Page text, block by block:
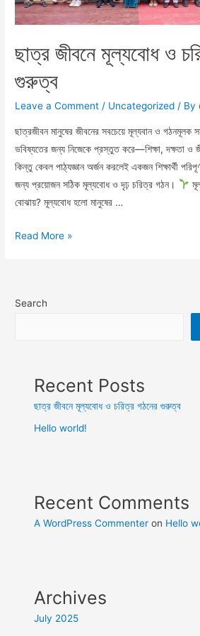
ছাত্র জীবনে মূল্যবোধ ও
গুরুত্ব
Leave a Comment / Uncategorized / By
ছাত্রজীবন মানুষের জীবনের সবচেয়ে মূল্যবান ও
ভবিষ্যতের জন্য নিজেকে প্রস্তুত করে—শিক্ষা, দক্ষতা ও
কিন্তু কেবল পাঠ্যজ্ঞান অর্জন করলেই একজন শিক্ষার্থী
জন্য প্রয়োজন সঠিক মূল্যবোধ ও দৃঢ় চরিত্র গঠন।
বোঝায়? মূল্যবোধ হলো মানুষের …
ছাত্র
চরিত্র
Read More »
Search
Recent Posts
ছাত্র জীবনে মূল্যবোধ ও চরিত্র গঠনের গুরুত্ব
Hello world!
Recent Comments
A WordPress Commenter on Hello
Archives
July 2025